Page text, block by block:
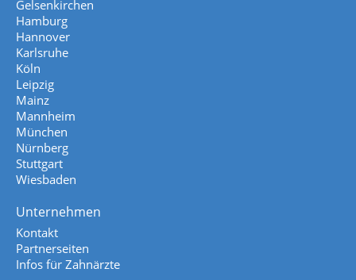
Gelsenkirchen
Hamburg
Hannover
Karlsruhe
Köln
Leipzig
Mainz
Mannheim
München
Nürnberg
Stuttgart
Wiesbaden
Unternehmen
Kontakt
Partnerseiten
Infos für Zahnärzte